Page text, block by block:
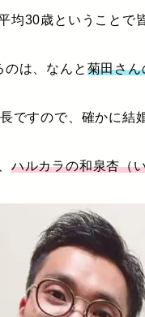
均30歳ということで
は、なんと 菊田さん
ですので、確かに結
ハルカラの和泉杏（